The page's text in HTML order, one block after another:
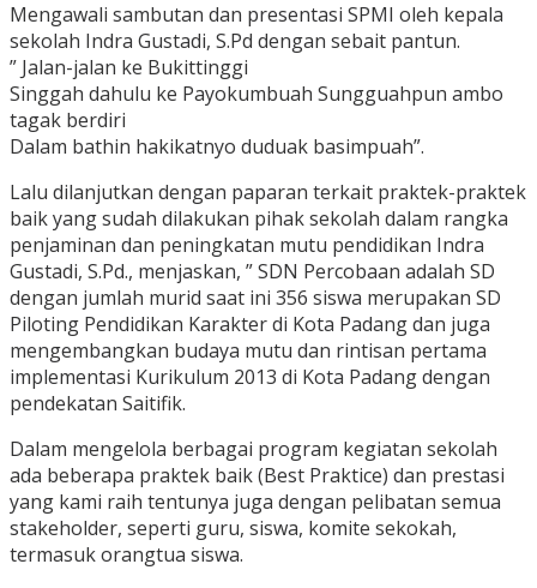
Mengawali sambutan dan presentasi SPMI oleh kepala
sekolah Indra Gustadi, S.Pd dengan sebait pantun.
” Jalan-jalan ke Bukittinggi
Singgah dahulu ke Payokumbuah Sungguahpun ambo
tagak berdiri
Dalam bathin hakikatnyo duduak basimpuah”.
Lalu dilanjutkan dengan paparan terkait praktek-praktek
baik yang sudah dilakukan pihak sekolah dalam rangka
penjaminan dan peningkatan mutu pendidikan Indra
Gustadi, S.Pd., menjaskan, ” SDN Percobaan adalah SD
dengan jumlah murid saat ini 356 siswa merupakan SD
Piloting Pendidikan Karakter di Kota Padang dan juga
mengembangkan budaya mutu dan rintisan pertama
implementasi Kurikulum 2013 di Kota Padang dengan
pendekatan Saitifik.
Dalam mengelola berbagai program kegiatan sekolah
ada beberapa praktek baik (Best Praktice) dan prestasi
yang kami raih tentunya juga dengan pelibatan semua
stakeholder, seperti guru, siswa, komite sekokah,
termasuk orangtua siswa.